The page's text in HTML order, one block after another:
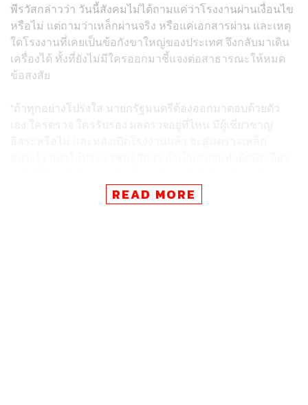
พีรวัสกล่าวว่า วันนี้สังคมไม่ได้ถามแค่ว่าโรงงานผ่านเงื่อนไข
หรือไม่ แต่ถามว่าเหล็กผ่านจริง หรือแค่เอกสารผ่าน และเหตุ
ใดโรงงานที่เคยเป็นข้อกังขาใหญ่ของประเทศ จึงกลับมาเดิน
เครื่องได้ ทั้งที่ยังไม่มีใครออกมาชี้แจงต่อสาธารณะให้หมด
ข้อสงสัย
“ถ้าทุกอย่างโปร่งใส นายกรัฐมนตรีต้องออกมาตอบด้วยตัว
เอง ใครตรวจ ใครรับรอง ผลตรวจอยู่ที่ไหน มีผู้เชี่ยวชาญ
สัมพันธ์ใหญ่ กลับมี ‘ไอ้โม่ง’ คอยวิ่งเต้น คอยเปิดประตู คอยปู
พรมแดงให้เดินผ่านแบบไม่เกรงหน้าอินทร์หน้าพรหม“ พีรวัส
READ MORE